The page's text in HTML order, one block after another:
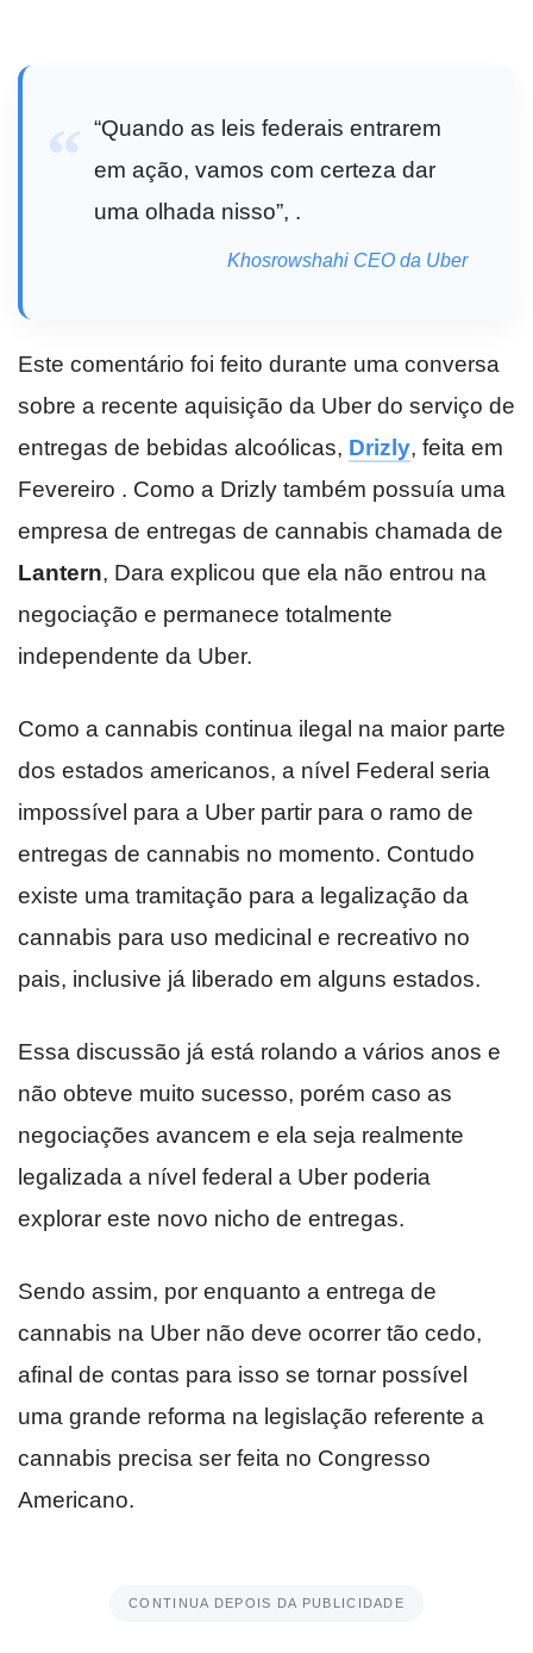
“Quando as leis federais entrarem
em ação, vamos com certeza dar
uma olhada nisso”, .
Khosrowshahi CEO da Uber
Este comentário foi feito durante uma conversa
sobre a recente aquisição da Uber do serviço de
entregas de bebidas alcoólicas, Drizly, feita em
Fevereiro . Como a Drizly também possuía uma
empresa de entregas de cannabis chamada de
Lantern, Dara explicou que ela não entrou na
negociação e permanece totalmente
independente da Uber.
Como a cannabis continua ilegal na maior parte
dos estados americanos, a nível Federal seria
impossível para a Uber partir para o ramo de
entregas de cannabis no momento. Contudo
existe uma tramitação para a legalização da
cannabis para uso medicinal e recreativo no
pais, inclusive já liberado em alguns estados.
Essa discussão já está rolando a vários anos e
não obteve muito sucesso, porém caso as
negociações avancem e ela seja realmente
legalizada a nível federal a Uber poderia
explorar este novo nicho de entregas.
Sendo assim, por enquanto a entrega de
cannabis na Uber não deve ocorrer tão cedo,
afinal de contas para isso se tornar possível
uma grande reforma na legislação referente a
cannabis precisa ser feita no Congresso
Americano.
CONTINUA DEPOIS DA PUBLICIDADE